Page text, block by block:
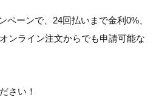
ペーンで、24回払いまで金利0%、
ンライン注文からでも申請可能な
さい！